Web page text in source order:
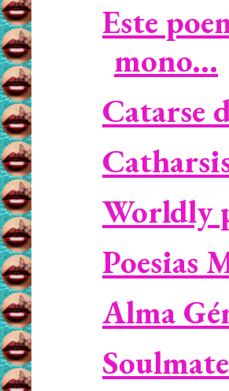
Este
mono...
Catarse
Worldly
Poesias
Alma